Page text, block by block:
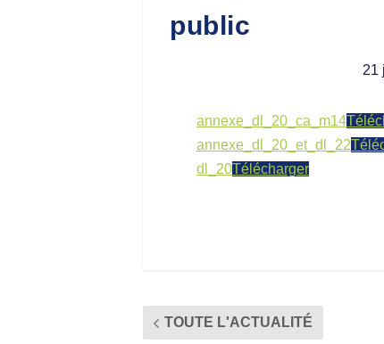
public
21
annexe_dl_20_ca_m14
annexe_dl_20_et_dl_22
dl_20Télécharger
TOUTE L'ACTUALITÉ